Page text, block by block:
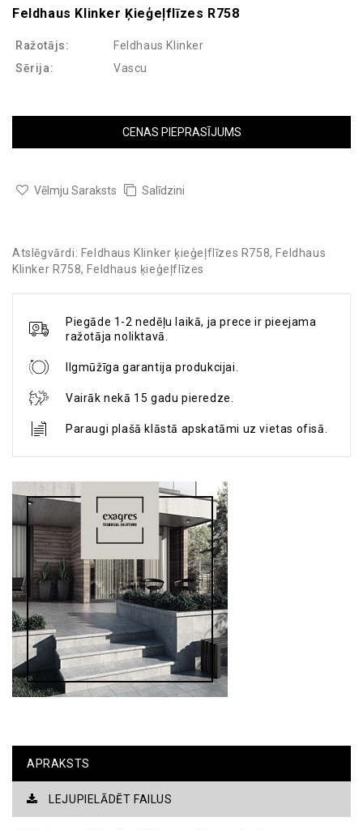
Feldhaus Klinker Ķieģeļflīzes R758
Ražotājs:
Feldhaus Klinker
Sērija:
Vascu
CENAS PIEPRASĪJUMS
Vēlmju Saraksts Salīdzini
Atslēgvārdi: Feldhaus Klinker ķieģeļflīzes R758, Feldhaus
Klinker R758, Feldhaus ķieģeļflīzes
Piegāde 1-2 nedēļu laikā, ja prece ir pieejama
ražotāja noliktavā.
Ilgmūžīga garantija produkcijai.
Vairāk nekā 15 gadu pieredze.
Paraugi plašā klāstā apskatāmi uz vietas ofisā.
APRAKSTS
LEJUPIELĀDĒT FAILUS